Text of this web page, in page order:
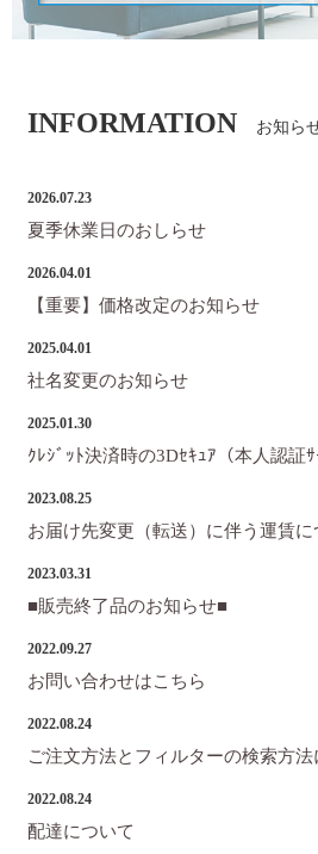
INFORMATION お知ら
2026.07.23
夏季休業日のおしらせ
2026.04.01
【重要】価格改定のお知らせ
2025.04.01
社名変更のお知らせ
2025.01.30
ｸﾚｼﾞｯﾄ決済時の3Dｾｷｭｱ（本人認証ｻ
2023.08.25
お届け先変更（転送）に伴う運賃に
2023.03.31
■販売終了品のお知らせ■
2022.09.27
お問い合わせはこちら
2022.08.24
ご注文方法とフィルターの検索方法
2022.08.24
配達について